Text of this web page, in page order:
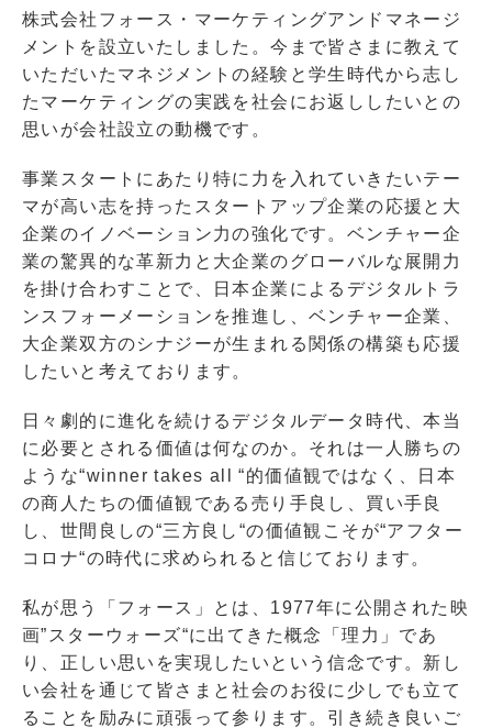
株式会社フォース・マーケティングアンドマネージ
メントを設立いたしました。今まで皆さまに教えて
いただいたマネジメントの経験と学生時代から志し
たマーケティングの実践を社会にお返ししたいとの
思いが会社設立の動機です。
事業スタートにあたり特に力を入れていきたいテー
マが高い志を持ったスタートアップ企業の応援と大
企業のイノベーション力の強化です。ベンチャー企
業の驚異的な革新力と大企業のグローバルな展開力
を掛け合わすことで、日本企業によるデジタルトラ
ンスフォーメーションを推進し、ベンチャー企業、
大企業双方のシナジーが生まれる関係の構築も応援
したいと考えております。
日々劇的に進化を続けるデジタルデータ時代、本当
に必要とされる価値は何なのか。それは一人勝ちの
ような“winner takes all “的価値観ではなく、日本
の商人たちの価値観である売り手良し、買い手良
し、世間良しの“三方良し“の価値観こそが“アフター
コロナ“の時代に求められると信じております。
私が思う「フォース」とは、1977年に公開された映
画”スターウォーズ“に出てきた概念「理力」であ
り、正しい思いを実現したいという信念です。新し
い会社を通じて皆さまと社会のお役に少しでも立て
ることを励みに頑張って参ります。引き続き良いご